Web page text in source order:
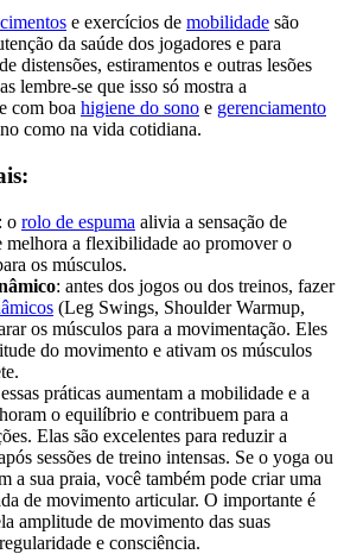
e exercícios de mobilidade são
da saúde dos jogadores e para
distensões, estiramentos e outras lesões
lembre-se que isso só mostra a
com boa higiene do sono e gerenciamento
como na vida cotidiana.
: o rolo de espuma alivia a sensação de
melhora a flexibilidade ao promover o
os músculos.
: antes dos jogos ou dos treinos, fazer
(Leg Swings, Shoulder Warmup,
os músculos para a movimentação. Eles
do movimento e ativam os músculos
práticas aumentam a mobilidade e a
o equilíbrio e contribuem para a
Elas são excelentes para reduzir a
sessões de treino intensas. Se o yoga ou
a sua praia, você também pode criar uma
de movimento articular. O importante é
amplitude de movimento das suas
e consciência.